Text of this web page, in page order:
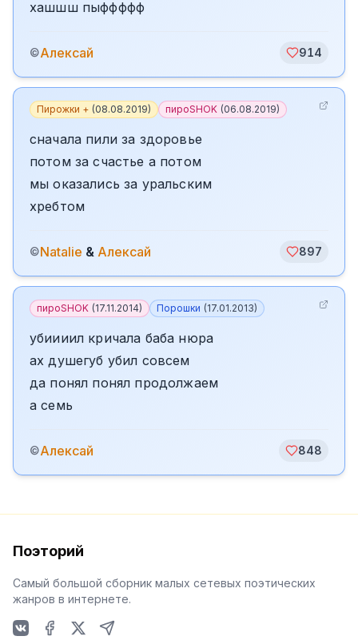
хашшш пыффффф
©Алексай 914
Пирожки + (08.08.2019) пироSHOK (06.08.2019)
сначала пили за здоровье
потом за счастье а потом
мы оказались за уральским
хребтом
©Natalie & Алексай 897
пироSHOK (17.11.2014) Порошки (17.01.2013)
убиииил кричала баба нюра
ах душегуб убил совсем
да понял понял продолжаем
а семь
©Алексай 848
Поэторий
Самый большой сборник малых сетевых поэтических
жанров в интернете.